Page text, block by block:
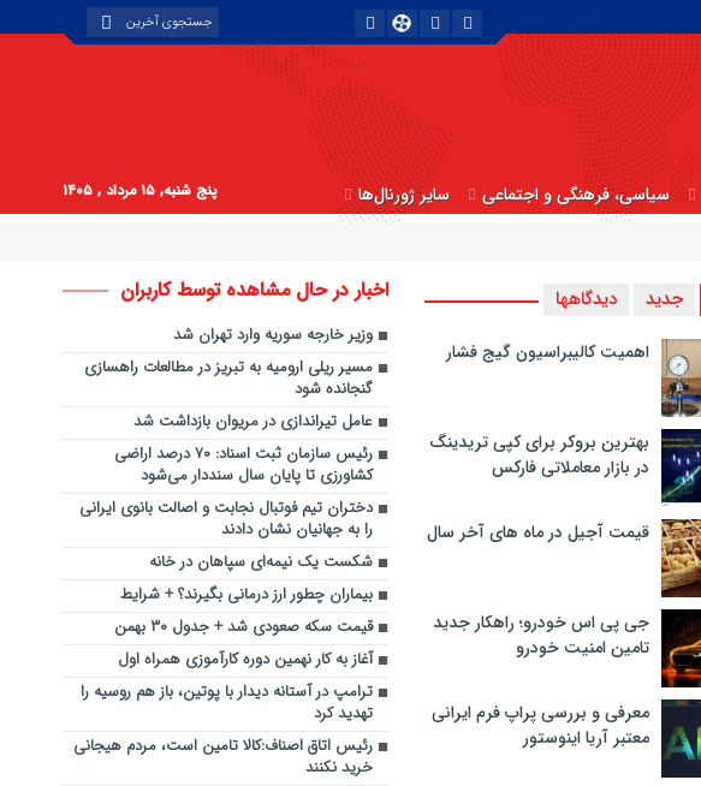
سیاسی، فرهنگی و اجتماعی سایر ژورنال‌ها پنج شنبه, ۱۵ مرداد , ۱۴۰۵
جدید دیدگاهها
اهمیت کالیبراسیون گیج فشار
بهترین بروکر برای کپی‌ تریدینگ
در بازار معاملاتی فارکس
قیمت آجیل در ماه های آخر سال
جی پی اس خودرو؛ راهکار جدید
تامین امنیت خودرو
معرفی و بررسی پراپ فرم ایرانی
معتبر آریا اینوستور
اخبار در حال مشاهده توسط کاربران
وزیر خارجه سوریه وارد تهران شد
مسیر ریلی ارومیه به تبریز در مطالعات راهسازی
گنجانده شود
عامل تیراندازی در مریوان بازداشت شد
رئیس سازمان ثبت اسناد: ۷۰ درصد اراضی
کشاورزی تا پایان سال سنددار می‌شود
دختران تیم فوتبال نجابت و اصالت بانوی ایرانی
را به جهانیان نشان دادند
شکست یک نیمه‌ای سپاهان در خانه
بیماران چطور ارز درمانی بگیرند؟ + شرایط
قیمت سکه صعودی شد + جدول ۳۰ بهمن
آغاز به کار نهمین دوره کارآموزی همراه اول
ترامپ در آستانه دیدار با پوتین، باز هم روسیه را
تهدید کرد
رئیس اتاق اصناف:کالا تامین است، مردم هیجانی
خرید نکنند